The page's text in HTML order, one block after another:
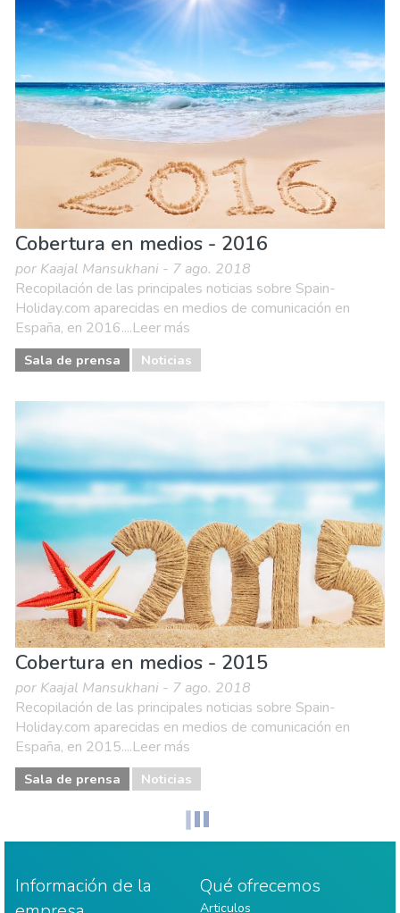
Cobertura en medios - 2016
por Kaajal Mansukhani - 7 ago. 2018
Recopilación de las principales noticias sobre Spain-
Holiday.com aparecidas en medios de comunicación en
España, en 2016....Leer más
Sala de prensa Noticias
Cobertura en medios - 2015
por Kaajal Mansukhani - 7 ago. 2018
Recopilación de las principales noticias sobre Spain-
Holiday.com aparecidas en medios de comunicación en
España, en 2015....Leer más
Sala de prensa Noticias
Información de la
Qué ofrecemos
Articulos